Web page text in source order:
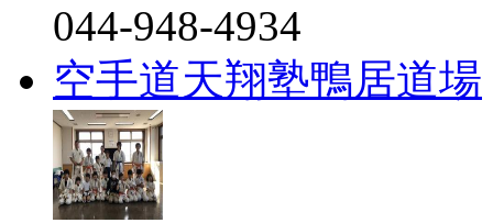
044-948-4934
空手道天翔塾鴨居道場